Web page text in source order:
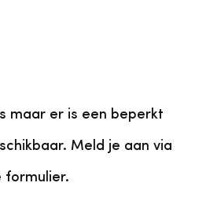
maar er is een beperkt
Meld je aan via
formulier.